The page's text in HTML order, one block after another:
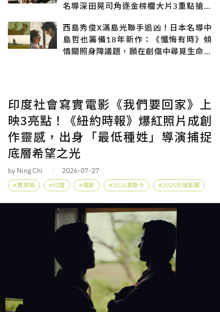
名導深田晃司角逐金棕櫚大片3重點搶先
西島秀俊X滿島光聯手追凶！日本名導中
島哲也籌備18年新作：《懺悔有時》傾
情關照身障議題，願在創傷中尋覓生命出
印度社會寫實電影《我們要回家》上
映3亮點！《紐約時報》爆紅照片成創
作靈感，出身「最低種姓」導演捕捉
底層希望之光
by Ning Chi 2026-07-27
寶萊塢 印度 電影 2026奧斯卡 2025坎城影展